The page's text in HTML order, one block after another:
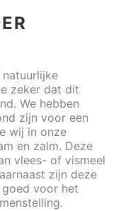
zeker dat dit
We hebben
zijn voor een
wij in onze
en zalm. Deze
vlees- of vismeel
zijn deze
voor het